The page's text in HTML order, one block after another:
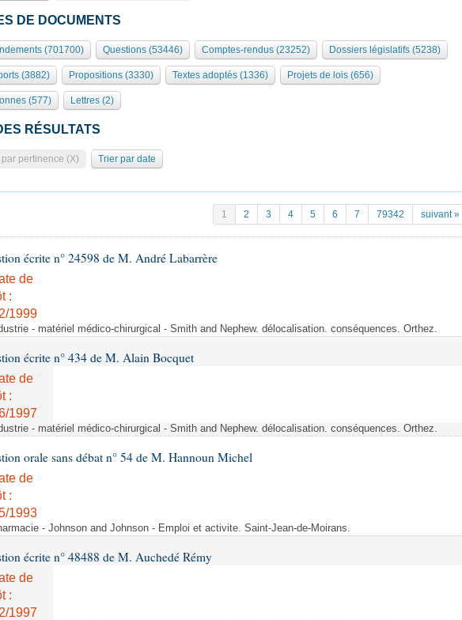
DE DOCUMENTS
(701700) Questions (53446) Comptes-rendus (23252) Dossiers législatifs (5238)
(3882) Propositions (3330) Textes adoptés (1336) Projets de lois (656)
(577) Lettres (2)
RÉSULTATS
pertinence (X) Trier par date
1 2 3 4 5 6 7 79342 suivant »
écrite n° 24598 de M. André Labarrère
de
:
1999
- matériel médico-chirurgical - Smith and Nephew. délocalisation. conséquences. Orthez.
écrite n° 434 de M. Alain Bocquet
de
:
1997
- matériel médico-chirurgical - Smith and Nephew. délocalisation. conséquences. Orthez.
orale sans débat n° 54 de M. Hannoun Michel
de
:
1993
- Johnson and Johnson - Emploi et activite. Saint-Jean-de-Moirans.
écrite n° 48488 de M. Auchedé Rémy
de
:
1997